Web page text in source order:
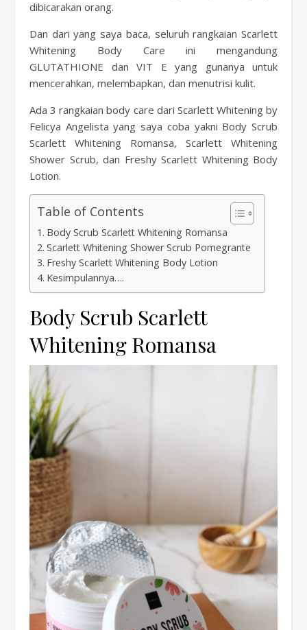
dibicarakan orang.
Dan dari yang saya baca, seluruh rangkaian Scarlett
Whitening Body Care ini mengandung
GLUTATHIONE dan VIT E yang gunanya untuk
mencerahkan, melembapkan, dan menutrisi kulit.
Ada 3 rangkaian body care dari Scarlett Whitening by
Felicya Angelista yang saya coba yakni Body Scrub
Scarlett Whitening Romansa, Scarlett Whitening
Shower Scrub, dan Freshy Scarlett Whitening Body
Lotion.
Table of Contents
Body Scrub Scarlett Whitening Romansa
Scarlett Whitening Shower Scrub Pomegrante
Freshy Scarlett Whitening Body Lotion
Kesimpulannya….
Body Scrub Scarlett
Whitening Romansa